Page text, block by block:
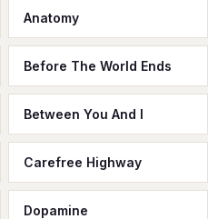
M
V W X
Anatomy
Before The World Ends
Between You And I
Carefree Highway
Dopamine